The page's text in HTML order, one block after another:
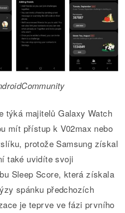
týká majitelů Galaxy Watch
mít přístup k V02max nebo
protože Samsung získal
také uvidíte svoji
Sleep Score, která získala
spánku předchozích
je teprve ve fázi prvního